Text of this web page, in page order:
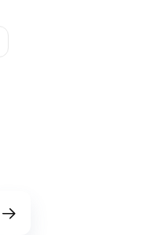
cv/filters/name_fast_delivery